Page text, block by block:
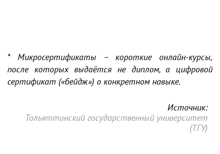
* Микросертификаты – короткие онлайн-курсы,
после которых выдаётся не диплом, а цифровой
сертификат («бейдж») о конкретном навыке.
Источник:
Тольяттинский государственный университет
(ТГУ)